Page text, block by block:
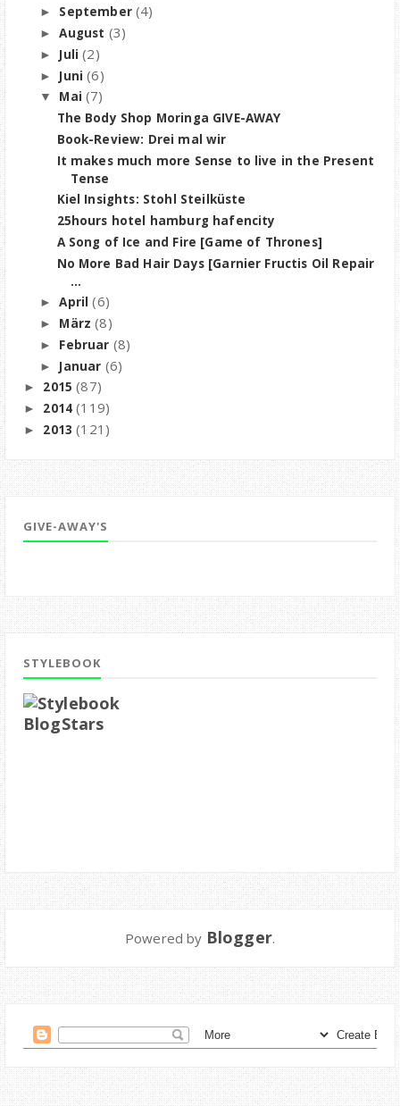
► September(4)
►August (3)
► Juli(2)
► Juni(6)
▼ Mai(7)
The Body Shop Moringa GIVE-AWAY
Book-Review: Drei mal wir
It makes much more Sense to live in the Present
Tense
Kiel Insights: Stohl Steilküste
25hours hotel hamburg hafencity
A Song of Ice and Fire [Game of Thrones]
No More Bad Hair Days [Garnier Fructis Oil Repair
...
►April(6)
► März(8)
► Februar (8)
► Januar (6)
► 2015(87)
► 2014(119)
► 2013(121)
GIVE-AWAY'S
STYLEBOOK
Powered by Blogger.